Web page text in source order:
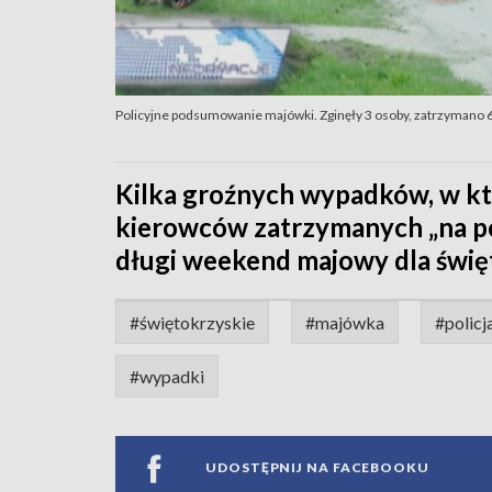
Policyjne podsumowanie majówki. Zginęły 3 osoby, zatrzymano
Kilka groźnych wypadków, w
kierowców zatrzymanych „na
długi weekend majowy dla
#świętokrzyskie #majówka
#wypadki
UDOSTĘPNIJ NA FACEBOOKU